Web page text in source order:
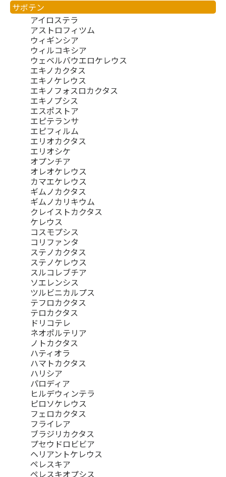
サボテン
アイロステラ
アストロフィツム
ウィギンシア
ウィルコキシア
ウェベルバウエロケレウス
エキノカクタス
エキノケレウス
エキノフォスロカクタス
エキノプシス
エスポストア
エピテランサ
エピフィルム
エリオカクタス
エリオシケ
オプンチア
オレオケレウス
カマエケレウス
ギムノカクタス
ギムノカリキウム
クレイストカクタス
ケレウス
コスモプシス
コリファンタ
ステノカクタス
ステノケレウス
スルコレブチア
ソエレンシス
ツルビニカルプス
テフロカクタス
テロカクタス
ドリコテレ
ネオポルテリア
ノトカクタス
ハティオラ
ハマトカクタス
ハリシア
パロディア
ヒルデウィンテラ
ピロソケレウス
フェロカクタス
フライレア
ブラジリカクタス
プセウドロビビア
ヘリアントケレウス
ペレスキア
ペレスキオプシス